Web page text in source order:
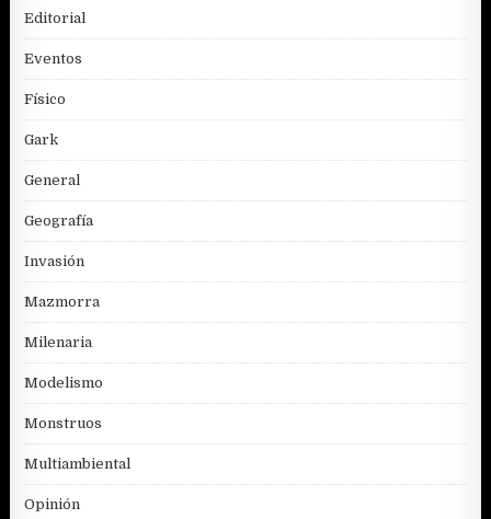
Editorial
Eventos
Físico
Gark
General
Geografía
Invasión
Mazmorra
Milenaria
Modelismo
Monstruos
Multiambiental
Opinión